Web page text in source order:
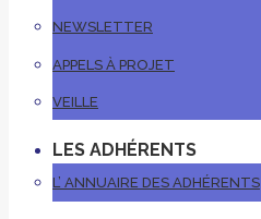
NEWSLETTER
APPELS À PROJET
VEILLE
LES ADHÉRENTS
L’ ANNUAIRE DES ADHÉRENTS